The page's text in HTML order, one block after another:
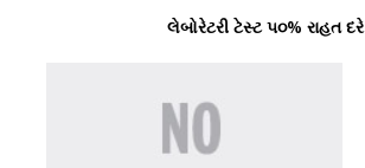
લેબોરેટરી ટેસ્ટ ૫૦% રાહત દરે